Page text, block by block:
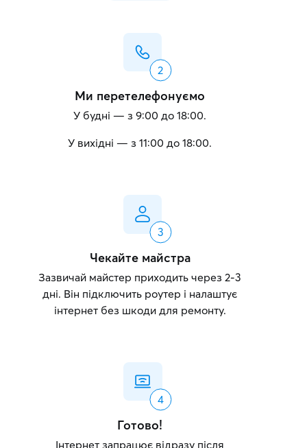
Ми перетелефонуємо
У будні — з 9:00 до 18:00.
У вихідні — з 11:00 до 18:00.
Чекайте майстра
Зазвичай майстер приходить через 2-3
дні. Він підключить роутер і налаштує
інтернет без шкоди для ремонту.
Готово!
Інтернет запрацює відразу після